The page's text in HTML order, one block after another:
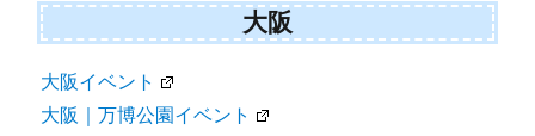
大阪
大阪イベント
大阪｜万博公園イベント